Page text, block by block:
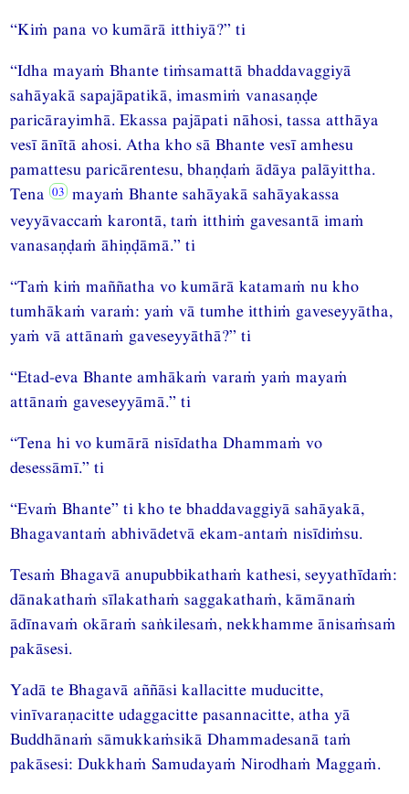
“Kiṁ pana vo kumārā itthiyā?” ti
“Idha mayaṁ Bhante tiṁsamattā bhaddavaggiyā
sahāyakā sapajāpatikā, imasmiṁ vanasaṇḍe
paricārayimhā. Ekassa pajāpati nāhosi, tassa atthāya
vesī ānītā ahosi. Atha kho sā Bhante vesī amhesu
pamattesu paricārentesu, bhaṇḍaṁ ādāya palāyittha.
Tena
mayaṁ Bhante sahāyakā sahāyakassa
veyyāvaccaṁ karontā, taṁ itthiṁ gavesantā imaṁ
vanasaṇḍaṁ āhiṇḍāmā.” ti
“Taṁ kiṁ maññatha vo kumārā katamaṁ nu kho
tumhākaṁ varaṁ: yaṁ vā tumhe itthiṁ gaveseyyātha,
yaṁ vā attānaṁ gaveseyyāthā?” ti
“Etad-eva Bhante amhākaṁ varaṁ yaṁ mayaṁ
attānaṁ gaveseyyāmā.” ti
“Tena hi vo kumārā nisīdatha Dhammaṁ vo
desessāmī.” ti
“Evaṁ Bhante” ti kho te bhaddavaggiyā sahāyakā,
Bhagavantaṁ abhivādetvā ekam-antaṁ nisīdiṁsu.
Tesaṁ Bhagavā anupubbikathaṁ kathesi, seyyathīdaṁ:
dānakathaṁ sīlakathaṁ saggakathaṁ, kāmānaṁ
ādīnavaṁ okāraṁ saṅkilesaṁ, nekkhamme ānisaṁsaṁ
pakāsesi.
Yadā te Bhagavā aññāsi kallacitte muducitte,
vinīvaraṇacitte udaggacitte pasannacitte, atha yā
Buddhānaṁ sāmukkaṁsikā Dhammadesanā taṁ
pakāsesi: Dukkhaṁ Samudayaṁ Nirodhaṁ Maggaṁ.